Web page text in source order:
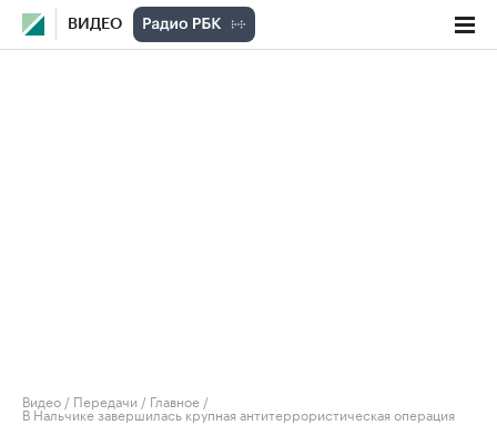
ВИДЕО
Видео / Передачи / Главное /
В Нальчике завершилась крупная антитеррористическая операция